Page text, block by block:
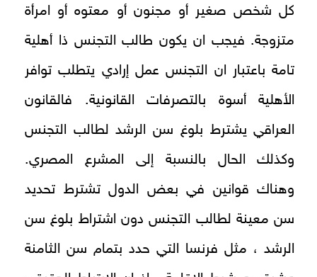
كل شخص صغير أو مجنون أو معتوه أو امرأة
متزوجة. فيجب ان يكون طالب التجنس ذا أهلية
تامة باعتبار ان التجنس عمل إرادي يتطلب توافر
الأهلية أسوة بالتصرفات القانونية. فالقانون
العراقي يشترط بلوغ سن الرشد لطالب التجنس
وكذلك الحال بالنسبة إلى المشرع المصري.
وهناك قوانين في بعض الدول تشترط تحديد
سن معينة لطالب التجنس دون اشتراط بلوغ سن
الرشد ، مثل فرنسا التي حدد بتمام سن الثامنة